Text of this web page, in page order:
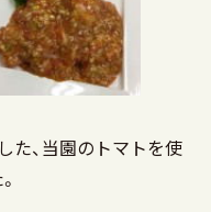
た、当園のトマトを使